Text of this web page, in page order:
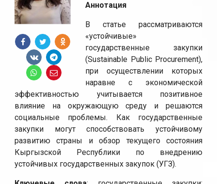
Аннотация
В статье рассматриваются
«устойчивые»
государственные закупки
(Sustainable Public Procurement),
при осуществлении которых
наравне с экономической
эффективностью учитывается позитивное
влияние на окружающую среду и решаются
социальные проблемы. Как государственные
закупки могут способствовать устойчивому
развитию страны и обзор текущего состояния
Кыргызской Республики по внедрению
устойчивых государственных закупок (УГЗ).